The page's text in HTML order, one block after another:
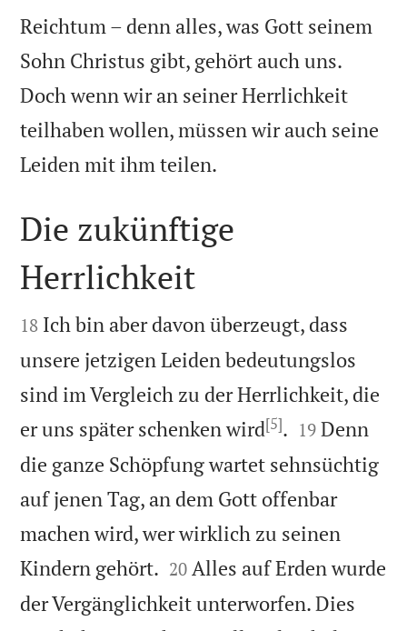
Reichtum – denn alles, was Gott seinem
Sohn Christus gibt, gehört auch uns.
Doch wenn wir an seiner Herrlichkeit
teilhaben wollen, müssen wir auch seine
Leiden mit ihm teilen.

Die zukünftige
Herrlichkeit

18 Ich bin aber davon überzeugt, dass
unsere jetzigen Leiden bedeutungslos
sind im Vergleich zu der Herrlichkeit, die
er uns später schenken wird[5]. 

19 Denn
die ganze Schöpfung wartet sehnsüchtig
auf jenen Tag, an dem Gott offenbar
machen wird, wer wirklich zu seinen
Kindern gehört. 

20 Alles auf Erden wurde
der Vergänglichkeit unterworfen. Dies